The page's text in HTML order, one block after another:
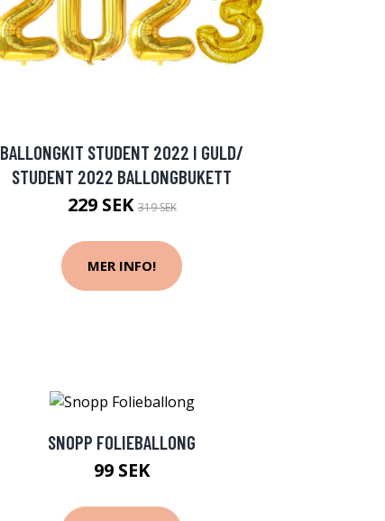
BALLONGKIT STUDENT 2022 I GULD/
STUDENT 2022 BALLONGBUKETT
229 SEK319 SEK
MER INFO!
SNOPP FOLIEBALLONG
99 SEK